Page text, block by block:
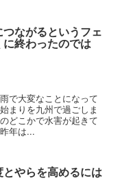
ながるというフェ
終わったのでは
で大変なことになって
まりを九州で過ごしま
どこかで水害が起きて
年は...
やらを高めるには